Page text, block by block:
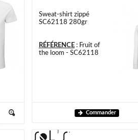
Sweat-shirt zippé
SC62118 280gr
RÉFÉRENCE: Fruit of
the loom - SC62118
Commander